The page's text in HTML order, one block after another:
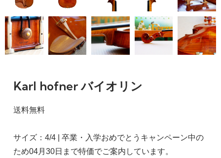
Karl hofner バイオリン
送料無料
サイズ：4/4 | 卒業・入学おめでとうキャンペーン中の
ため04月30日まで特価でご案内しています。